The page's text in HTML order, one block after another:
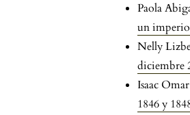
Paola
un
Nelly
diciembre
Isaac
1846 y